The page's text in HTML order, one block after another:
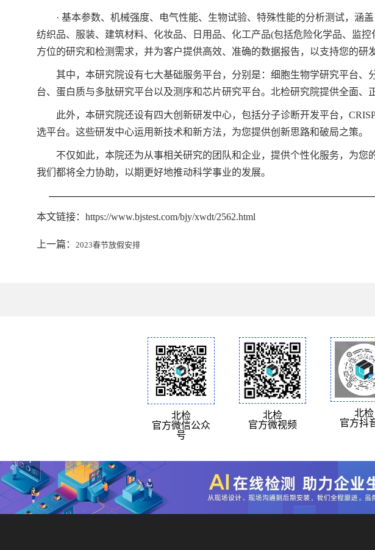
· 基本参数、机械强度、电气性能、生物试验、特殊性能的分析测试，涵盖
纺织品、服装、建筑材料、化妆品、日用品、化工产品(包括危险化学品、监
方位的研究和检测需求，并为客户提供高效、准确的数据报告，以支持您的研
其中，本研究院设有七大基础服务平台，分别是：细胞生物学研究平台、
台、蛋白质与多肽研究平台以及测序和芯片研究平台。北检研究院提供全面
此外，本研究院还设有四大创新研发中心，包括分子诊断开发平台，
选平台。这些研发中心运用新技术和新方法，为您提供创新思路和破局之策。
不仅如此，本院还为从事相关研究的团队和企业，提供个性化服务，为您
我们都将全力协助，以期更好地推动科学事业的发展。
本文链接：https://www.bjstest.com/bjy/xwdt/2562.html
上一篇： 2023春节放假安排
北检
官方微信公众
号
北检
官方微视频
北检
官方抖